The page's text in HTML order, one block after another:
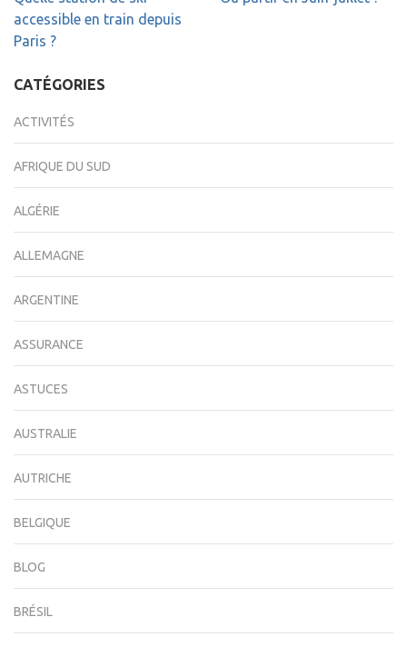
de
l’article
accessible en train depuis
Paris ?
CATÉGORIES
ACTIVITÉS
AFRIQUE DU SUD
ALGÉRIE
ALLEMAGNE
ARGENTINE
ASSURANCE
ASTUCES
AUSTRALIE
AUTRICHE
BELGIQUE
BLOG
BRÉSIL